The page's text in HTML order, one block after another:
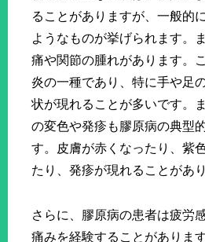
ることがありますが、一般的
ようなものが挙げられます。
痛や関節の腫れがあります。
炎の一種であり、特に手や足
状が現れることが多いです。
の変色や発疹も膠原病の典型
す。皮膚が赤くなったり、紫
たり、発疹が現れることがあり
さらに、膠原病の患者は疲労
痛みを経験することがありま